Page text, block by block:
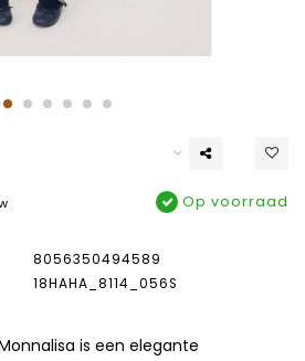
Op voorraad
8056350494589
18HAHA_8114_056S
is een elegante